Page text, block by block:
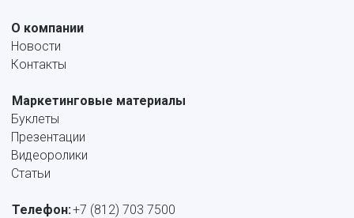
О компании
Новости
Контакты
Маркетинговые материалы
Буклеты
Презентации
Видеоролики
Статьи
Телефон:+7 (812) 703 7500